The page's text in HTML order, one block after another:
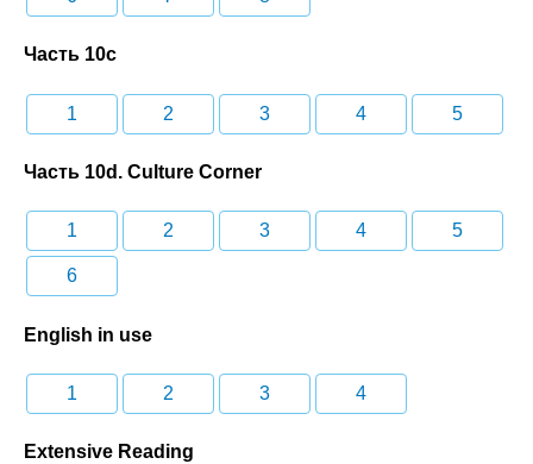
Часть 10c
1 2 3 4 5
Часть 10d. Culture Corner
1 2 3 4 5
6
English in use
1 2 3 4
Extensive Reading